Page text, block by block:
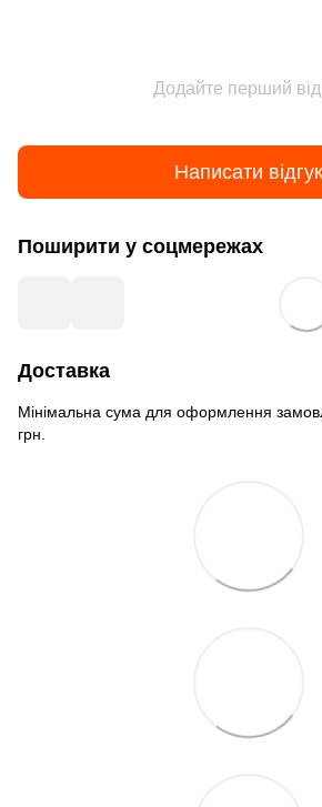
Додайте перший
Написати відгук
Поширити у соцмережах
Доставка
Мінімальна сума для оформлення
грн.